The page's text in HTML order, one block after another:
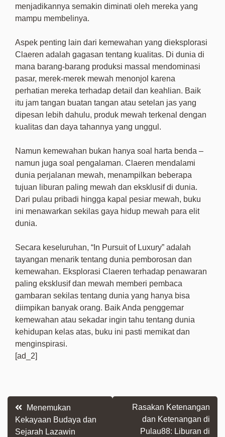
menjadikannya semakin diminati oleh mereka yang
mampu membelinya.
Aspek penting lain dari kemewahan yang dieksplorasi
Claeren adalah gagasan tentang kualitas. Di dunia di
mana barang-barang produksi massal mendominasi
pasar, merek-merek mewah menonjol karena
perhatian mereka terhadap detail dan keahlian. Baik
itu jam tangan buatan tangan atau setelan jas yang
dipesan lebih dahulu, produk mewah terkenal dengan
kualitas dan daya tahannya yang unggul.
Namun kemewahan bukan hanya soal harta benda –
namun juga soal pengalaman. Claeren mendalami
dunia perjalanan mewah, menampilkan beberapa
tujuan liburan paling mewah dan eksklusif di dunia.
Dari pulau pribadi hingga kapal pesiar mewah, buku
ini menawarkan sekilas gaya hidup mewah para elit
dunia.
Secara keseluruhan, “In Pursuit of Luxury” adalah
tayangan menarik tentang dunia pemborosan dan
kemewahan. Eksplorasi Claeren terhadap penawaran
paling eksklusif dan mewah memberi pembaca
gambaran sekilas tentang dunia yang hanya bisa
diimpikan banyak orang. Baik Anda penggemar
kemewahan atau sekadar ingin tahu tentang dunia
kehidupan kelas atas, buku ini pasti memikat dan
menginspirasi.
[ad_2]
Post
navigation
Menemukan
Kekayaan Budaya dan
Sejarah Lazawin
Rasakan Ketenangan
dan Ketenangan di
Pulau88: Liburan di